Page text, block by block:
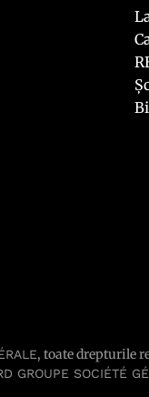
, toate drepturile
GROUPE SOCIÉTÉ